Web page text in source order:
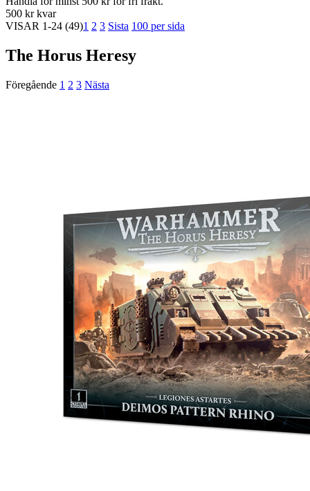
500 kr kvar
VISAR 1-24 (49)1 2 3 Sista 100 per sida
The Horus Heresy
Föregående 1 2 3 Nästa